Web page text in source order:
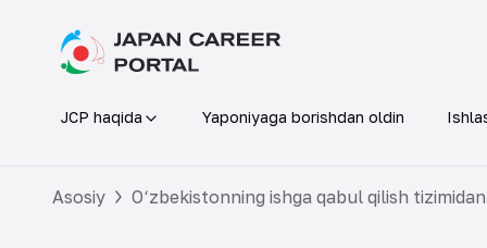
JCP haqida Yaponiyaga borishdan oldin
Asosiy O‘zbekistonning ishga qabul qilish